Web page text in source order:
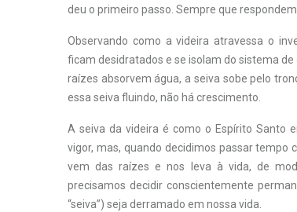
deu o primeiro passo. Sempre que
Observando como a videira atravessa o
ficam desidratados e se isolam do sistema
raízes absorvem água, a seiva sobe pelo
essa seiva fluindo, não há crescimento.
A seiva da videira é como o Espírito Santo
vigor, mas, quando decidimos passar tempo
vem das raízes e nos leva à vida, de
precisamos decidir conscientemente
“seiva”) seja derramado em nossa vida.